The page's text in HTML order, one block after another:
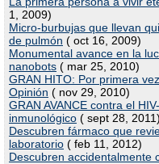
1, 2009)
Micro-burbujas que llevan
de pulmón ( oct 16, 2009)
Monumental avance en la
nanobots ( mar 25, 2010)
GRAN HITO: Por primera
Opinión ( nov 29, 2010)
GRAN AVANCE contra el
inmunológico ( sept 28, 2011)
Descubren fármaco que
laboratorio ( feb 11, 2012)
Descubren accidentalmente